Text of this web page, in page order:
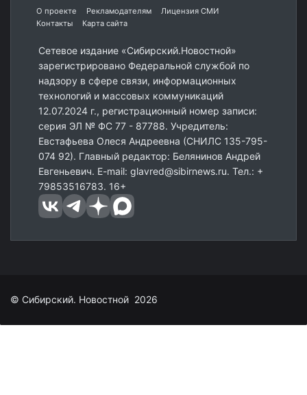
О проекте Рекламодателям
Лицензия СМИ
Контакты
Карта сайта
Сетевое издание «Сибирский.Новостной»
зарегистрировано Федеральной службой по
надзору в сфере связи, информационных
технологий и массовых коммуникаций
12.07.2024 г., регистрационный номер записи:
серия ЭЛ № ФС 77 - 87788. Учредитель:
Евстафьева Олеся Андреевна (СНИЛС 135-795-
074 92). Главный редактор: Белянинов Андрей
Евгеньевич. E-mail: glavred@sibirnews.ru. Тел.: +
79853516783. 16+
© Сибирский. Новостной 2026